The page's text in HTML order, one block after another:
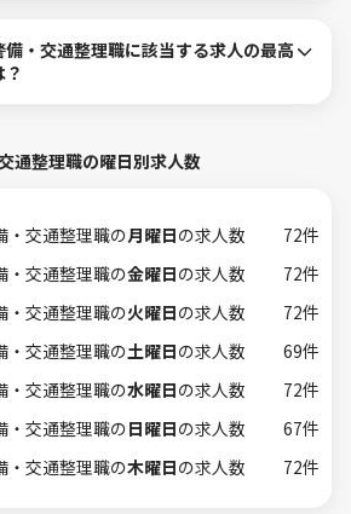
・交通整理職に該当する求人の最高
通整理職の曜日別求人数
・交通整理職の月曜日の求人数
72件
・交通整理職の金曜日の求人数
72件
・交通整理職の火曜日の求人数
72件
・交通整理職の土曜日の求人数
69件
・交通整理職の水曜日の求人数
72件
・交通整理職の日曜日の求人数
67件
・交通整理職の木曜日の求人数 72件